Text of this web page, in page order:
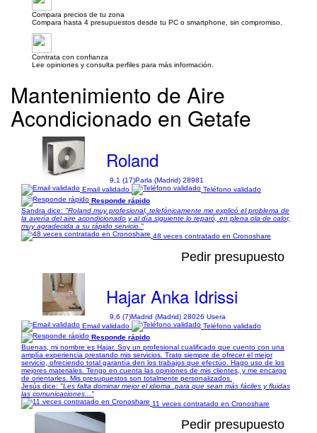
Compara precios de tu zona
Compara hasta 4 presupuestos desde tu PC o smartphone, sin compromiso.
Contrata con confianza
Lee opiniones y consulta perfiles para más información.
Mantenimiento de Aire
Acondicionado en Getafe
Roland
9,1 (17)Parla (Madrid) 28981
Email validado
Teléfono validado
Responde rápido
Sandra dice: "Roland muy profesional, telefónicamente me explicó el problema de
la avería del aire acondicionado y al día siguiente lo reparó, en plena ola de calor,
muy agradecida a su rápido servicio."
48 veces contratado en Cronoshare
Pedir presupuesto
Hajar Anka Idrissi
9,6 (7)Madrid (Madrid) 28026 Usera
Email validado
Teléfono validado
Responde rápido
Buenas, mi nombre es Hajar. Soy un profesional cualificado que cuento con una
amplía experiencia prestando mis servicios. Trato siempre de ofrecer el mejor
servicio, ofreciendo total garantía den los trabajos que efectúo. Hago uso de los
mejores materiales. Tengo en cuenta las opiniones de mis clientes, y me encargo
de orientarles. Mis presupuestos son totalmente personalizados.
Jesús dice: "Les falta dominar mejor el idioma..para que sean más fáciles y fluidas
las comunicaciones..."
11 veces contratado en Cronoshare
Pedir presupuesto